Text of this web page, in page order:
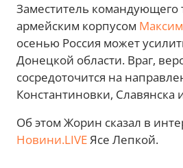
Заместитель командующего
армейским корпусом
осенью Россия может
Донецкой области. Враг,
сосредоточится на
Константиновки, Славянска
Об этом Жорин сказал в
Новини.LIVEЯсе Лепкой.